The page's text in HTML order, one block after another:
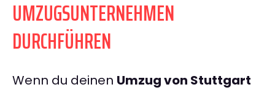
UMZUGSUNTERNEHMEN
DURCHFÜHREN
Wenn du deinen Umzug von Stuttgart